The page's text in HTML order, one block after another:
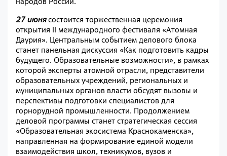
27 июнясостоится торжественная церемония
открытия II международного фестиваля «Атомная
Даурия». Центральным событием делового блока
станет панельная дискуссия «Как подготовить кадры
будущего. Образовательные возможности», в рамках
которой эксперты атомной отрасли, представители
образовательных учреждений, региональных и
муниципальных органов власти обсудят вызовы и
перспективы подготовки специалистов для
горнорудной промышленности. Продолжением
деловой программы станет стратегическая сессия
«Образовательная экосистема Краснокаменска»,
направленная на формирование единой модели
взаимодействия школ, техникумов, вузов и